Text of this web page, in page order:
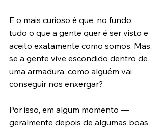
E o mais curioso é que, no fundo,
tudo o que a gente quer é ser visto e
aceito exatamente como somos. Mas,
se a gente vive escondido dentro de
uma armadura, como alguém vai
conseguir nos enxergar?
Por isso, em algum momento —
geralmente depois de algumas boas